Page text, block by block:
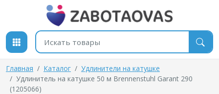
К содержимому
Поиск товаров
Главная Каталог
Удлинители на катушке
Удлинитель на катушке 50 м Brennenstuhl Garant 290
(1205066)